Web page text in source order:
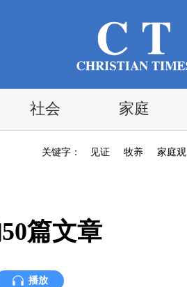
社会 家庭
关键字： 见证 牧养 家庭观
篇文章
播放